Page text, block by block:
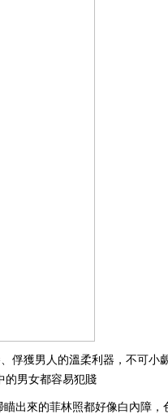
俘獲男人的溫柔利器，不可小
的男女都容易犯賤
出來的菲林照都好像白內障